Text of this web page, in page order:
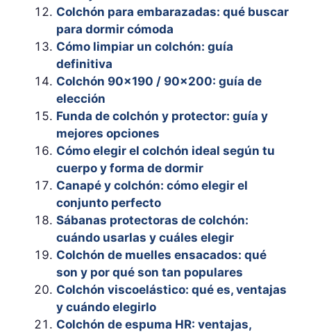
Colchón para embarazadas: qué buscar
para dormir cómoda
Cómo limpiar un colchón: guía
definitiva
Colchón 90×190 / 90×200: guía de
elección
Funda de colchón y protector: guía y
mejores opciones
Cómo elegir el colchón ideal según tu
cuerpo y forma de dormir
Canapé y colchón: cómo elegir el
conjunto perfecto
Sábanas protectoras de colchón:
cuándo usarlas y cuáles elegir
Colchón de muelles ensacados: qué
son y por qué son tan populares
Colchón viscoelástico: qué es, ventajas
y cuándo elegirlo
Colchón de espuma HR: ventajas,